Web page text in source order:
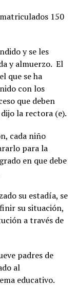
150
y se les
y almuerzo. El
que se ha
con los
que deben
la rectora (e).
cada niño
para la
en que debe
su estadía, se
su situación,
a través de
padres de
al
educativo.